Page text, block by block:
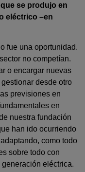
se produjo en
eléctrico –en
fue una oportunidad.
no competían.
o encargar nuevas
desde otro
previsiones en
en
nuestra fundación
han ido ocurriendo
como todo
sobre todo con
eléctrica.